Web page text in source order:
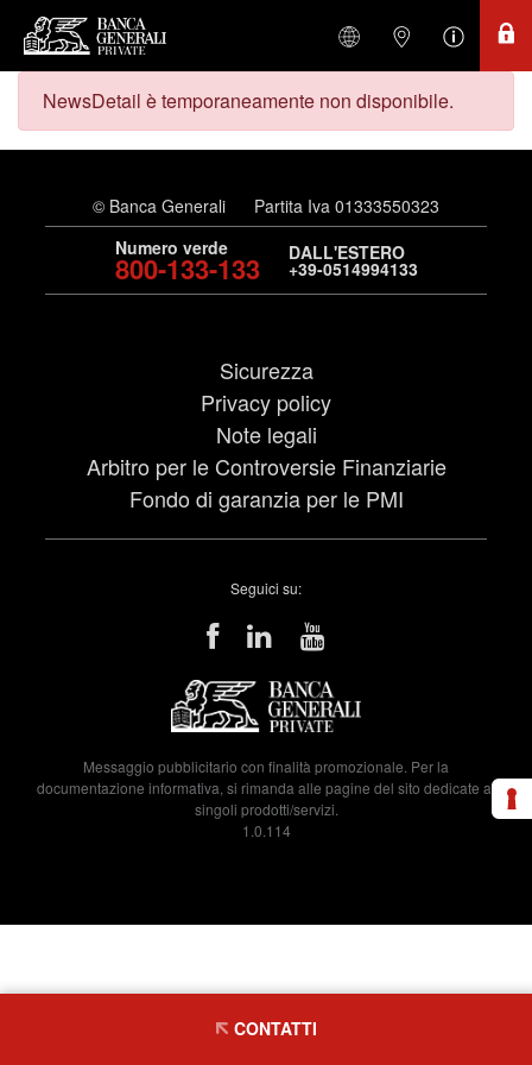
NewsDetail è temporaneamente non disponibile.
© Banca Generali
Partita Iva 01333550323
Numero verde
800-133-133 DALL'ESTERO
+39-0514994133
Sicurezza
Privacy policy
Note legali
Arbitro per le Controversie Finanziarie
Fondo di garanzia per le PMI
Seguici su:
Messaggio pubblicitario con finalità promozionale. Per la
documentazione informativa, si rimanda alle pagine del sito dedicate ai
singoli prodotti/servizi.
1.0.114
CONTATTI